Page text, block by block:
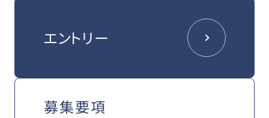
エントリー
募集要項